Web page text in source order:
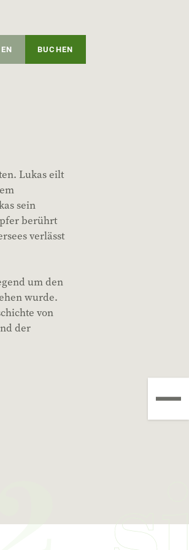
BUCHEN
Lukas eilt
sein
berührt
verlässt
um den
wurde.
von
der